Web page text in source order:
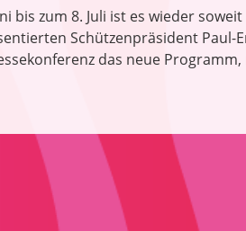
bis zum 8. Juli ist es wieder
Schützenpräsident Paul-
das neue Programm,